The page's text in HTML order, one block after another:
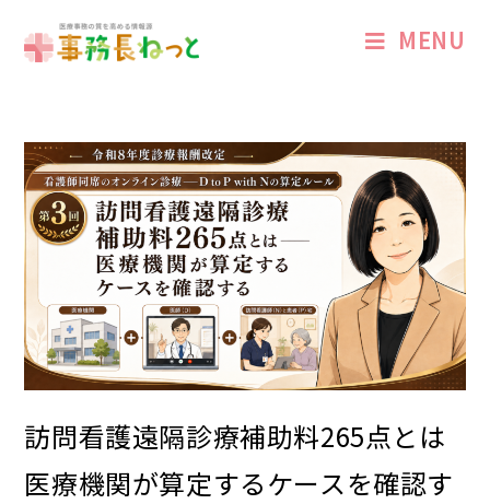
MENU
訪問看護遠隔診療補助料265点とは――
医療機関が算定するケースを確認す